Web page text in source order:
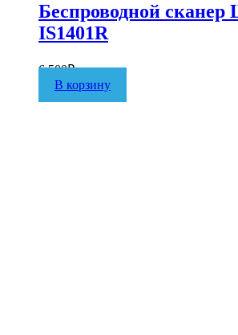
Беспроводной
IS1401R
6 500₽
В корзину